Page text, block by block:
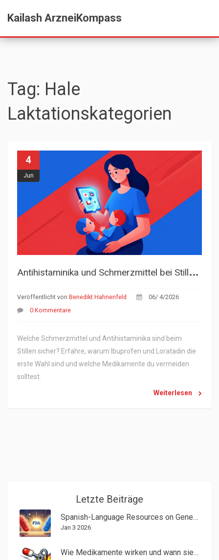
Kailash ArzneiKompass
Tag: Hale
Laktationskategorien
4
Jun
A
ntihistaminika und Schmerzmittel bei Stillen: Was ist sicher?
Veröffentlicht von Benedikt Hahnenfeld
06/ 4/2026
0 Kommentare
Welche Schmerzmittel und Antihistaminika sind beim
Stillen sicher? Erfahre, warum Ibuprofen und Loratadin die
erste Wahl sind und welche Medikamente du vermeiden
solltest.
Weiterlesen
Letzte Beiträge
Spanish-Language Resources on Generic Medications: What Spanish-Speaking Patients Need to Know
Jan 3 2026
Wie Medikamente wirken und wann sie sicher sind: Ein Leitfaden